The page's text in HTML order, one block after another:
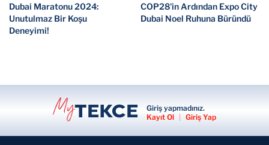
Dubai Maratonu 2024:
Unutulmaz Bir Koşu
Deneyimi!
COP28'in Ardından Expo City
Dubai Noel Ruhuna Büründü
Giriş yapmadınız.
Kayıt Ol
Giriş Yap